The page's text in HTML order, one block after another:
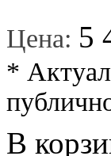
Цена: 5
*
В